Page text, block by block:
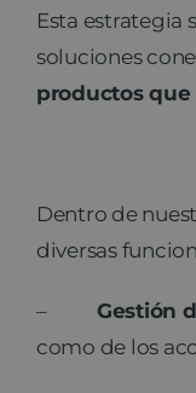
Esta estrategia
soluciones
productos que
Dentro de
diversas
– Gestión
como de los